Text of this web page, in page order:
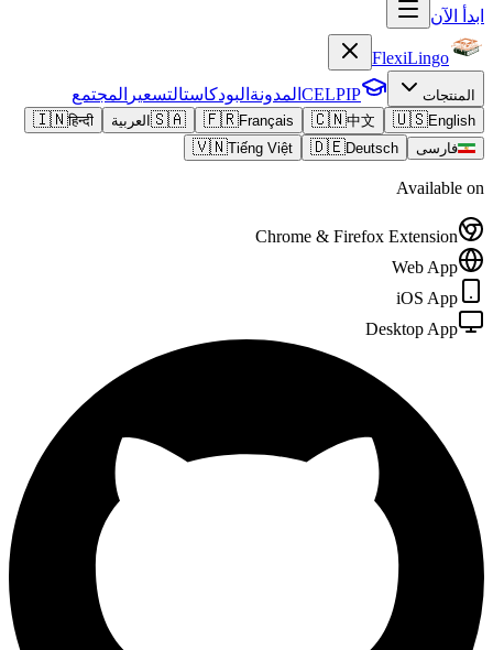
ابدأ الآن
FlexiLingo
المنتجات CELPIP المدونة البودكاستالتسعير المجتمع
🇺🇸English
🇨🇳中文
🇫🇷Français
🇸🇦 العربية 🇮🇳हिन्दी
فارسی
🇩🇪Deutsch
🇻🇳Tiếng Việt
Available on
Chrome & Firefox Extension
Web App
iOS App
Desktop App